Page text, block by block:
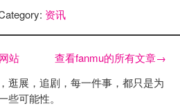
资讯
站 查看fanmu的所有文章→
逛展，追剧，每一件事，都只是为
可能性。